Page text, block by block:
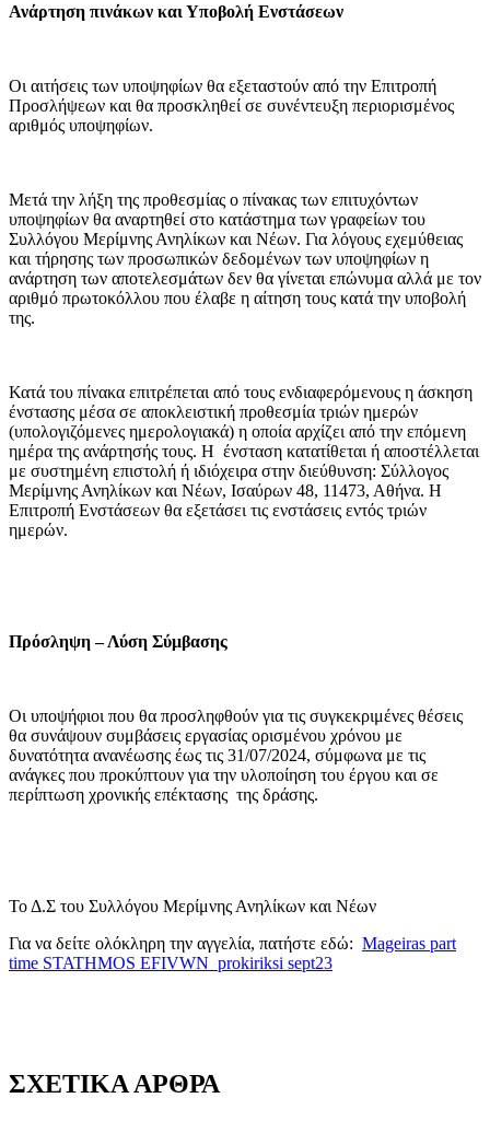
Ανάρτηση πινάκων και Υποβολή Ενστάσεων
Οι αιτήσεις των υποψηφίων θα εξεταστούν από την Επιτροπή
Προσλήψεων και θα προσκληθεί σε συνέντευξη περιορισμένος
αριθμός υποψηφίων.
Μετά την λήξη της προθεσμίας ο πίνακας των επιτυχόντων
υποψηφίων θα αναρτηθεί στο κατάστημα των γραφείων του
Συλλόγου Μερίμνης Ανηλίκων και Νέων. Για λόγους εχεμύθειας
και τήρησης των προσωπικών δεδομένων των υποψηφίων η
ανάρτηση των αποτελεσμάτων δεν θα γίνεται επώνυμα αλλά με τον
αριθμό πρωτοκόλλου που έλαβε η αίτηση τους κατά την υποβολή
της.
Κατά του πίνακα επιτρέπεται από τους ενδιαφερόμενους η άσκηση
ένστασης μέσα σε αποκλειστική προθεσμία τριών ημερών
(υπολογιζόμενες ημερολογιακά) η οποία αρχίζει από την επόμενη
ημέρα της ανάρτησής τους. Η ένσταση κατατίθεται ή αποστέλλεται
με συστημένη επιστολή ή ιδιόχειρα στην διεύθυνση: Σύλλογος
Μερίμνης Ανηλίκων και Νέων, Ισαύρων 48, 11473, Αθήνα. Η
Επιτροπή Ενστάσεων θα εξετάσει τις ενστάσεις εντός τριών
ημερών.
Πρόσληψη – Λύση Σύμβασης
Οι υποψήφιοι που θα προσληφθούν για τις συγκεκριμένες θέσεις
θα συνάψουν συμβάσεις εργασίας ορισμένου χρόνου με
δυνατότητα ανανέωσης έως τις 31/07/2024, σύμφωνα με τις
ανάγκες που προκύπτουν για την υλοποίηση του έργου και σε
περίπτωση χρονικής επέκτασης της δράσης.
Το Δ.Σ του Συλλόγου Μερίμνης Ανηλίκων και Νέων
Για να δείτε ολόκληρη την αγγελία, πατήστε εδώ: Mageiras part
time STATHMOS EFIVWN_prokiriksi sept23
ΣΧΕΤΙΚΑ ΑΡΘΡΑ